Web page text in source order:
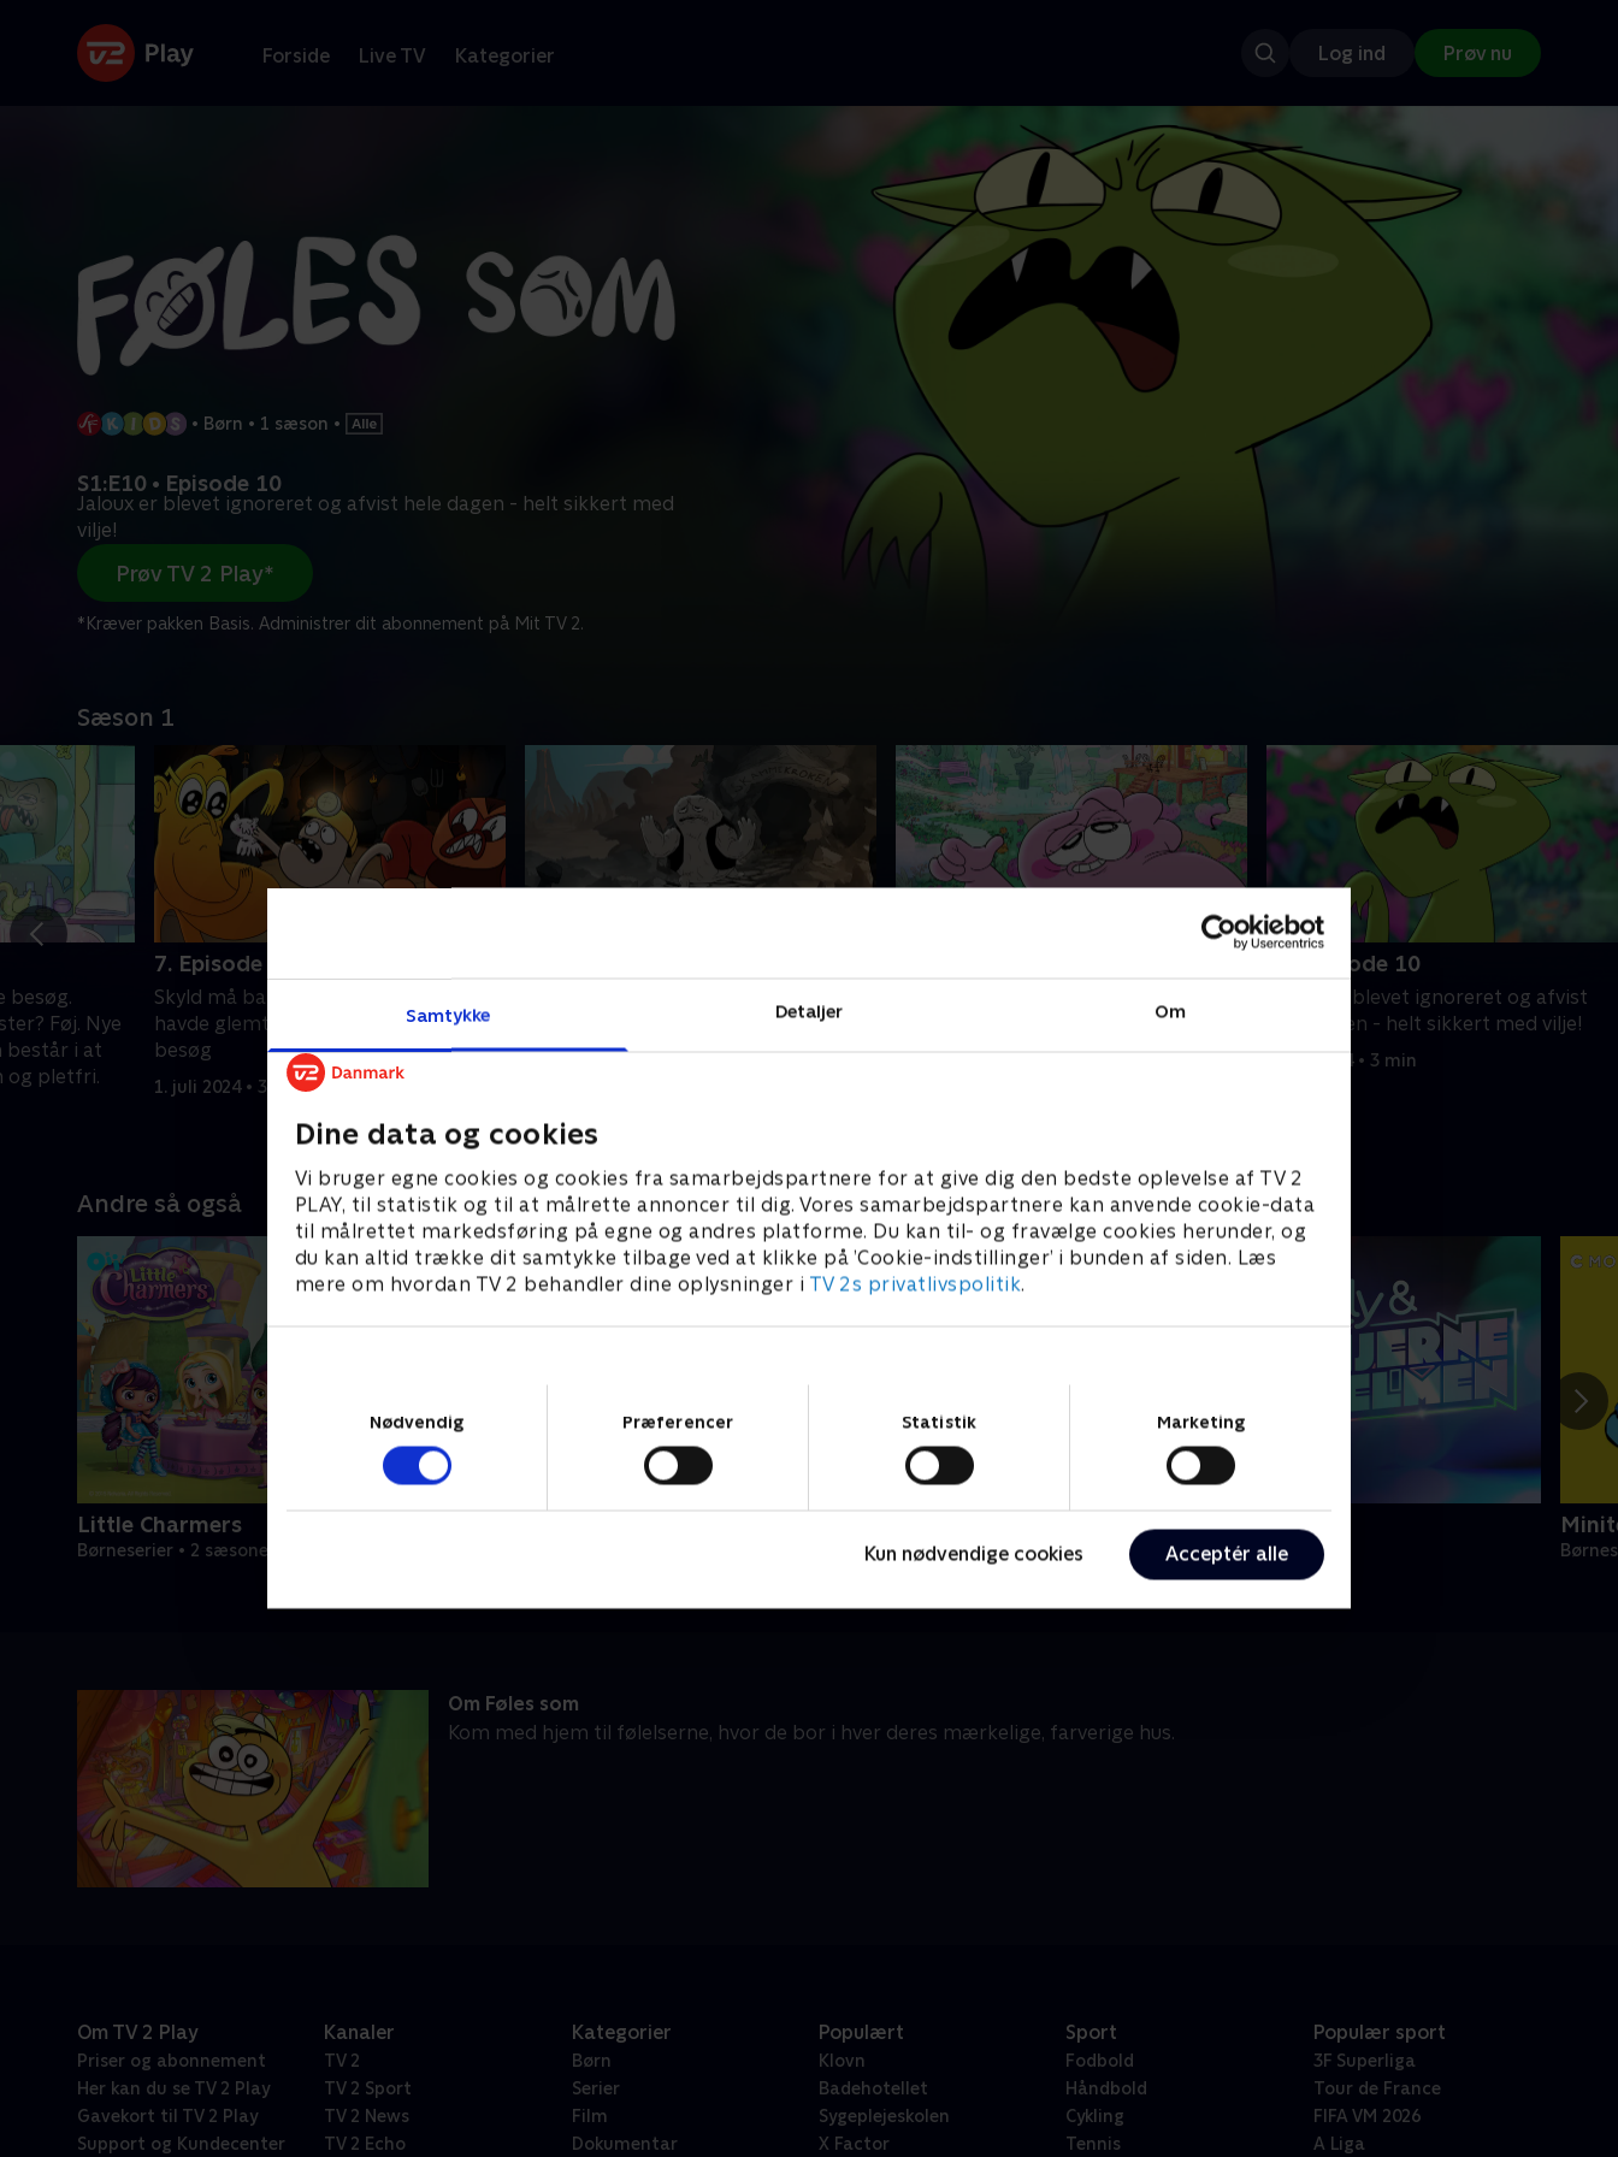
Samtykke Detaljer Om
Dine data og cookies
Vi bruger egne cookies og cookies fra samarbejdspartnere for at give dig den bedste oplevelse af TV 2
PLAY, til statistik og til at målrette annoncer til dig. Vores samarbejdspartnere kan anvende cookie-data
til målrettet markedsføring på egne og andres platforme. Du kan til- og fravælge cookies herunder, og
du kan altid trække dit samtykke tilbage ved at klikke på ’Cookie-indstillinger’ i bunden af siden. Læs
mere om hvordan TV 2 behandler dine oplysninger i TV 2s privatlivspolitik.
Nødvendig
Præferencer Statistik Marketing
Kun nødvendige cookies Acceptér alle
Forside Live TV Kategorier Log ind Prøv nu
• Børn • 1 sæson •
S1:E10 • Episode 10
Jaloux er blevet ignoreret og afvist hele dagen - helt sikkert med
vilje!
Prøv TV 2 Play*
*Kræver pakken Basis. Administrer dit abonnement på Mit TV 2.
Sæson 1
besøg.
Føj. Nye
består i at
og pletfri.
7. Episode 7
Skyld må bare undskylde at han
havde glemt at du skulle komme på
besøg
1. juli 2024 • 3 min
intervieweren en tilbagetrukken
karakter. Hans liv går ud på at holde
selveste sukkersøde Kærlighed vil
10. Episode 10
Jaloux er blevet ignoreret og afvist
hele dagen - helt sikkert med vilje!
1. juli 2024 • 3 min
Andre så også
Little Charmers
Børneserier • 2 sæsoner
Olly og Hjernehjelmen
Børneserier • 1 sæsoner
Om Føles som
Kom med hjem til følelserne, hvor de bor i hver deres mærkelige, farverige hus.
Om TV 2 Play
Priser og abonnement
Her kan du se TV 2 Play
Gavekort til TV 2 Play
Support og Kundecenter
Kanaler
TV 2
TV 2 Sport
TV 2 News
TV 2 Echo
Kategorier
Børn
Serier
Film
Dokumentar
Populært
Klovn
Badehotellet
Sygeplejeskolen
X Factor
Sport
Fodbold
Håndbold
Cykling
Tennis
Populær sport
3F Superliga
Tour de France
FIFA VM 2026
A Liga